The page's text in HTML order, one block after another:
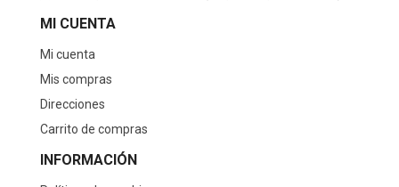
MI CUENTA
Mi cuenta
Mis compras
Direcciones
Carrito de compras
INFORMACIÓN